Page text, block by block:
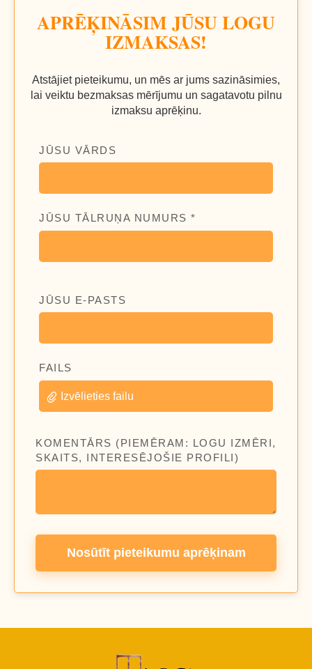
APRĒĶINĀSIM JŪSU LOGU
IZMAKSAS!
Atstājiet pieteikumu, un mēs ar jums sazināsimies,
lai veiktu bezmaksas mērījumu un sagatavotu pilnu
izmaksu aprēķinu.
JŪSU VĀRDS
JŪSU TĀLRUŅA NUMURS *
JŪSU E-PASTS
FAILS
Izvēlieties failu
KOMENTĀRS (PIEMĒRAM: LOGU IZMĒRI,
SKAITS, INTERESĒJOŠIE PROFILI)
Nosūtīt pieteikumu aprēķinam